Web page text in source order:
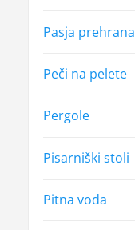
Pasja prehrana
Peči na pelete
Pergole
Pisarniški stoli
Pitna voda